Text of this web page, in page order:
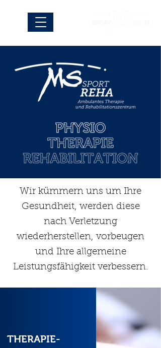
Wir kümmern uns um Ihre
Gesundheit, werden diese
nach Verletzung
wiederherstellen, vorbeugen
und Ihre allgemeine
Leistungsfähigkeit verbessern.
THERAPIE-